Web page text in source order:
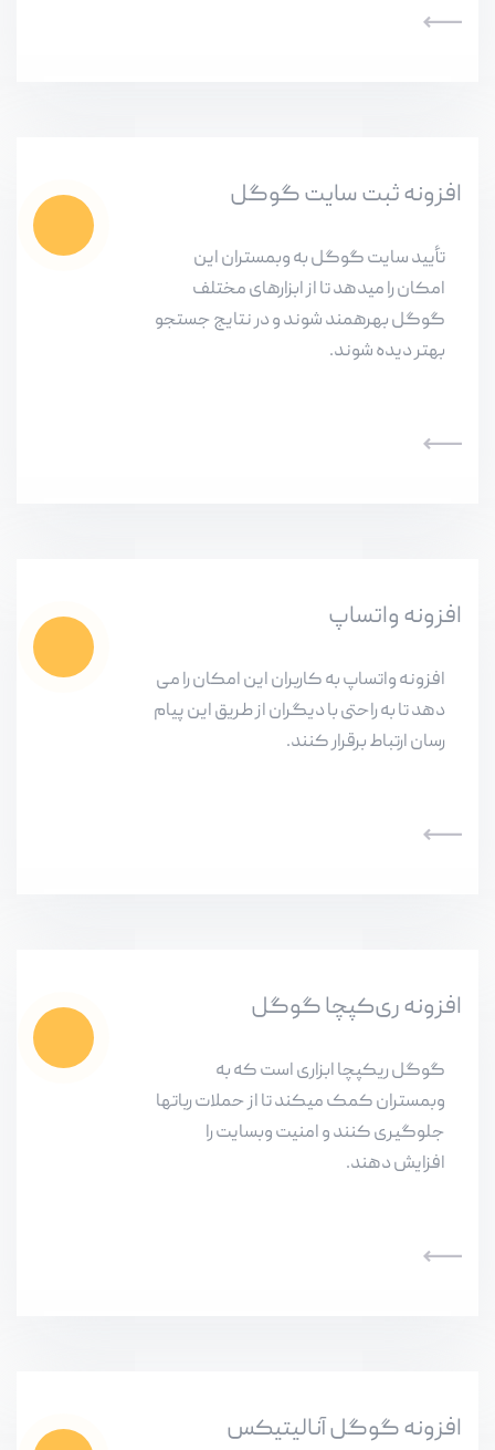
افزونه ثبت سایت گوگل
تأیید سایت گوگل به وبمستران این
امکان را میدهد تا از ابزارهای مختلف
گوگل بهرهمند شوند و در نتایج جستجو
بهتر دیده شوند.
افزونه واتساپ
افزونه واتساپ به کاربران این امکان را می
دهد تا به راحتی با دیگران از طریق این پیام
رسان ارتباط برقرار کنند.
افزونه ری‌کپچا گوگل
گوگل ریکپچا ابزاری است که به
وبمستران کمک میکند تا از حملات رباتها
جلوگیری کنند و امنیت وبسایت را
افزایش دهند.
افزونه گوگل آنالیتیکس